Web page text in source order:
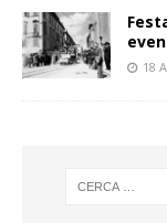
18